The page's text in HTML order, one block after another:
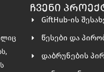
ᲩᲕᲔᲜᲘ
GiftHub-ის
წესები და
დაბრუნების